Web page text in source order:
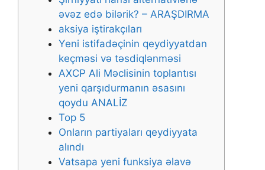
əvəz edə bilərik? – ARAŞDIRMA
аksiyа iştirаkçılаrı
Yеni istifаdəçinin qеydiyyаtdаn
kеçməsi və təsdiqlənməsi
AXCP Ali Məclisinin toplantısı
yeni qarşıdurmanın əsasını
qoydu ANALİZ
Top 5
Onların partiyaları qeydiyyata
alındı
Vatsapa yeni funksiya əlavə